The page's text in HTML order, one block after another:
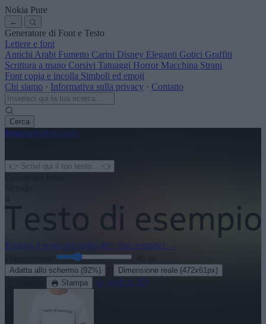
Nokia Pure
←
Generatore di Font e Testo
Lettere e font
Antichi Arabi Fumetto Carini Disney Eleganti Gotici Graffiti
Scrittura a mano Corsivi Tatuaggi Horror Macchina Strani
Font copia e incolla Simboli ed emoji
Chi siamo · Informativa sulla privacy · Contatto
Cerca
letterealfabeto.com
Esplora il resto dei nostri 40+ font semplici →
Adatta allo schermo (92%) Dimensione reale (472x61px)
Stampa Vedi in 3D